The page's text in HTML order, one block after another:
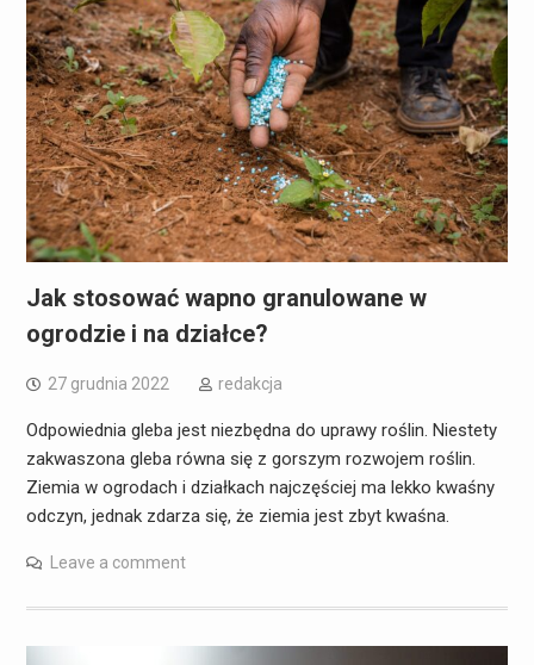
Jak stosować wapno granulowane w
ogrodzie i na działce?
27 grudnia 2022 redakcja
Odpowiednia gleba jest niezbędna do uprawy roślin. Niestety
zakwaszona gleba równa się z gorszym rozwojem roślin.
Ziemia w ogrodach i działkach najczęściej ma lekko kwaśny
odczyn, jednak zdarza się, że ziemia jest zbyt kwaśna.
Leave a comment